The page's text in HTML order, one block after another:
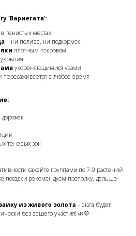
'Вариегата':
в тенистых местах
– ни полива, ни подкормок
плотным покровом
укореняющимися усами
пересаживается в любое время
теневых зон
сажайте группами по 7-9 растений
посадки рекомендуем прополку, дальше
из живого золота – аюга будет
без вашего участия! 🌿💛